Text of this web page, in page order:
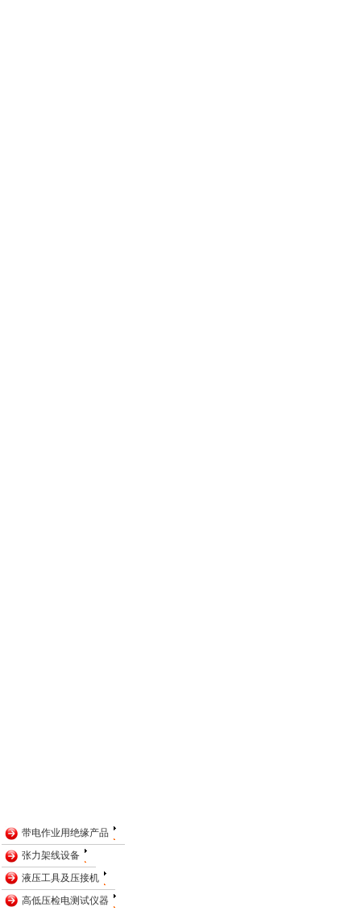
带电作业用绝缘产品
张力架线设备
液压工具及压接机
高低压检电测试仪器